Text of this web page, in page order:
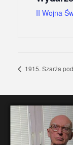
II Wojna
1915. Szarża